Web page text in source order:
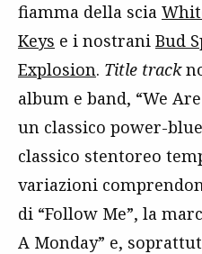
fiamma della scia
Keys e i nostrani Bud
Explosion. Title track
album e band, “We
un classico power-
classico stentoreo
variazioni
di “Follow Me”, la
A Monday” e,